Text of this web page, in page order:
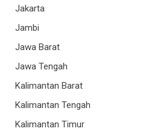
Jakarta
Jambi
Jawa Barat
Jawa Tengah
Kalimantan Barat
Kalimantan Tengah
Kalimantan Timur